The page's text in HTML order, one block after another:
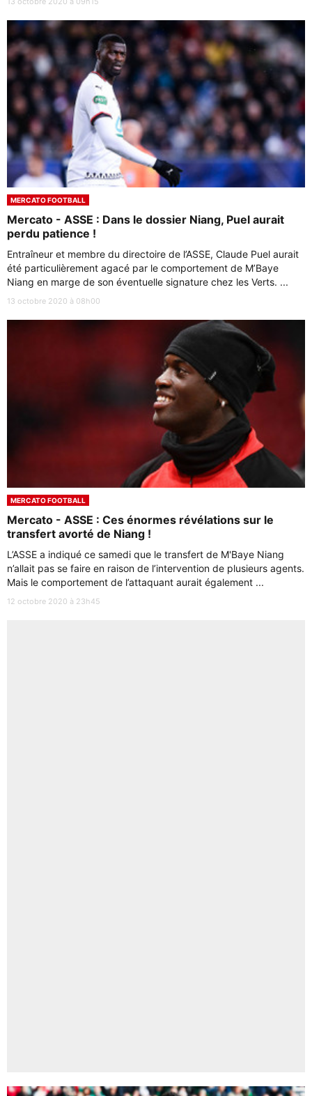
MERCATO FOOTBALL
Mercato - ASSE : Dans le dossier Niang, Puel aurait
perdu patience !
Entraîneur et membre du directoire de l’ASSE, Claude Puel aurait
été particulièrement agacé par le comportement de M’Baye
Niang en marge de son éventuelle signature chez les Verts. ...
13 octobre 2020 à 08h00
MERCATO FOOTBALL
Mercato - ASSE : Ces énormes révélations sur le
transfert avorté de Niang !
L’ASSE a indiqué ce samedi que le transfert de M'Baye Niang
n’allait pas se faire en raison de l’intervention de plusieurs agents.
Mais le comportement de l’attaquant aurait également ...
12 octobre 2020 à 23h45